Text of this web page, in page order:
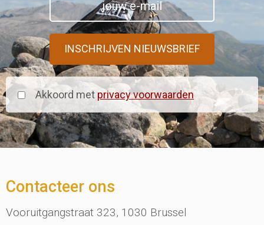
Akkoord met privacy voorwaarden
Contacteer ons
Vooruitgangstraat 323, 1030 Brussel